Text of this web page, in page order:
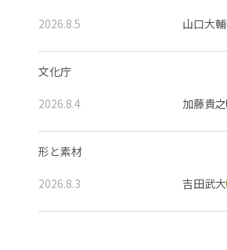
2026.8.5 山口大輔
文化庁
2026.8.4 加藤貴之
形と素材
2026.8.3 吉田武大